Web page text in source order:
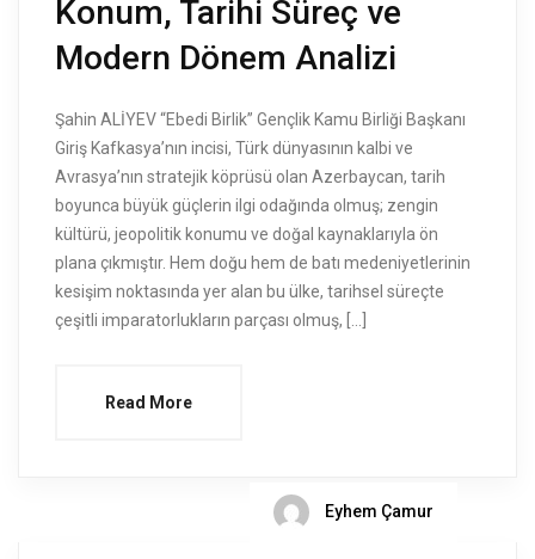
Konum, Tarihi Süreç ve
Modern Dönem Analizi
Şahin ALİYEV “Ebedi Birlik” Gençlik Kamu Birliği Başkanı
Giriş Kafkasya’nın incisi, Türk dünyasının kalbi ve
Avrasya’nın stratejik köprüsü olan Azerbaycan, tarih
boyunca büyük güçlerin ilgi odağında olmuş; zengin
kültürü, jeopolitik konumu ve doğal kaynaklarıyla ön
plana çıkmıştır. Hem doğu hem de batı medeniyetlerinin
kesişim noktasında yer alan bu ülke, tarihsel süreçte
çeşitli imparatorlukların parçası olmuş, […]
Read More
Eyhem Çamur